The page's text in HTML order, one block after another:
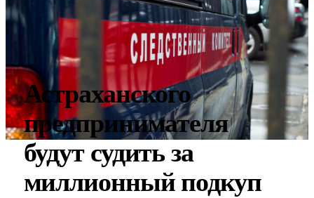
Астраханского
предпринимателя
будут судить за
миллионный подкуп